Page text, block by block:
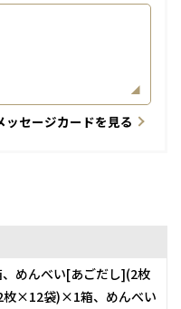
ッセージカードを見る
めんべい[あごだし](2枚
×12袋)×1箱、めんべい